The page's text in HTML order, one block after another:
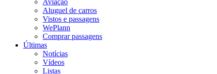
Aviação
Aluguel de carros
Vistos e passagens
WePlann
Comprar passagens
Últimas
Notícias
Vídeos
Listas